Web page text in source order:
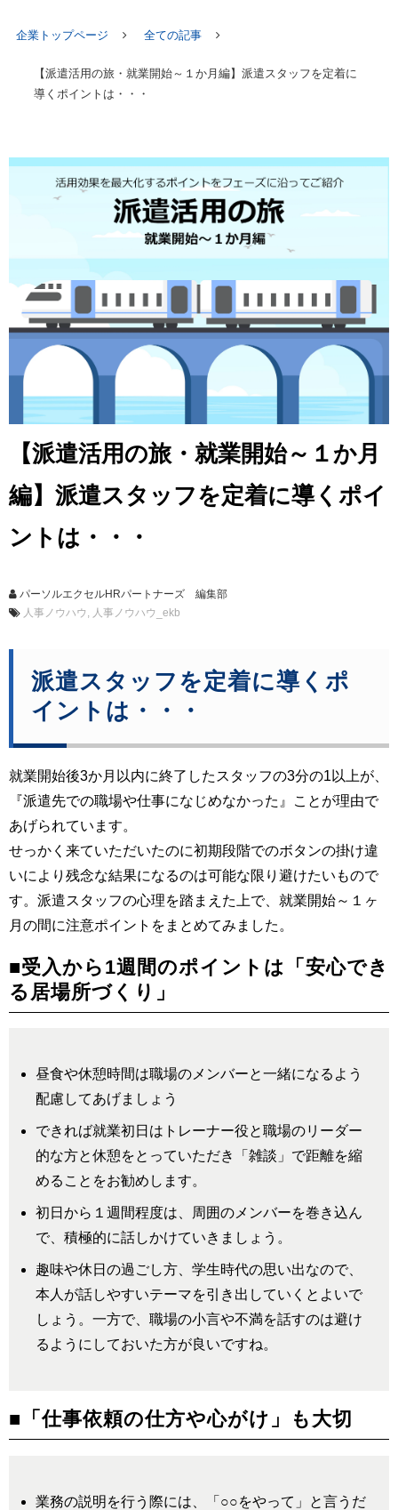
企業トップページ 全ての記事
【派遣活用の旅・就業開始～１か月編】派遣スタッフを定着に
導くポイントは・・・
【派遣活用の旅・就業開始～１か月
編】派遣スタッフを定着に導くポイ
ントは・・・
パーソルエクセルHRパートナーズ 編集部
人事ノウハウ
人事ノウハウ_ekb
派遣スタッフを定着に導くポ
イントは・・・
就業開始後3か月以内に終了したスタッフの3分の1以上が、
『派遣先での職場や仕事になじめなかった』ことが理由で
あげられています。
せっかく来ていただいたのに初期段階でのボタンの掛け違
いにより残念な結果になるのは可能な限り避けたいもので
す。派遣スタッフの心理を踏まえた上で、就業開始～１ヶ
月の間に注意ポイントをまとめてみました。
■受入から1週間のポイントは「安心でき
る居場所づくり」
昼食や休憩時間は職場のメンバーと一緒になるよう
配慮してあげましょう
できれば就業初日はトレーナー役と職場のリーダー
的な方と休憩をとっていただき「雑談」で距離を縮
めることをお勧めします。
初日から１週間程度は、周囲のメンバーを巻き込ん
で、積極的に話しかけていきましょう。
趣味や休日の過ごし方、学生時代の思い出なので、
本人が話しやすいテーマを引き出していくとよいで
しょう。一方で、職場の小言や不満を話すのは避け
るようにしておいた方が良いですね。
■「仕事依頼の仕方や心がけ」も大切
業務の説明を行う際には、「○○をやって」と言うだ